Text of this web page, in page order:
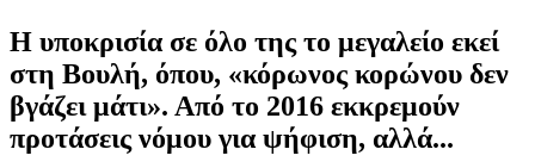
Η υποκρισία σε όλο της το μεγαλείο εκεί
στη Βουλή, όπου, «κόρωνος κορώνου δεν
βγάζει μάτι». Από το 2016 εκκρεμούν
προτάσεις νόμου για ψήφιση, αλλά...